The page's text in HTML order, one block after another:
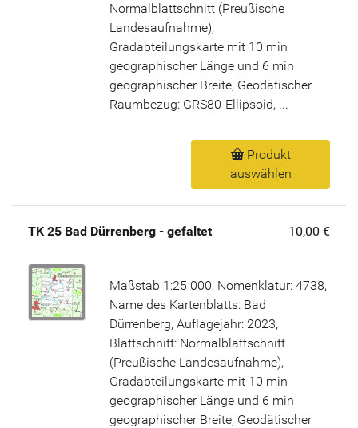
Normalblattschnitt (Preußische
Landesaufnahme),
Gradabteilungskarte mit 10 min
geographischer Länge und 6 min
geographischer Breite, Geodätischer
Raumbezug: GRS80-Ellipsoid, ...
Produkt
auswählen
TK 25 Bad Dürrenberg - gefaltet 10,00 €
Maßstab 1:25 000, Nomenklatur: 4738,
Name des Kartenblatts: Bad
Dürrenberg, Auflagejahr: 2023,
Blattschnitt: Normalblattschnitt
(Preußische Landesaufnahme),
Gradabteilungskarte mit 10 min
geographischer Länge und 6 min
geographischer Breite, Geodätischer